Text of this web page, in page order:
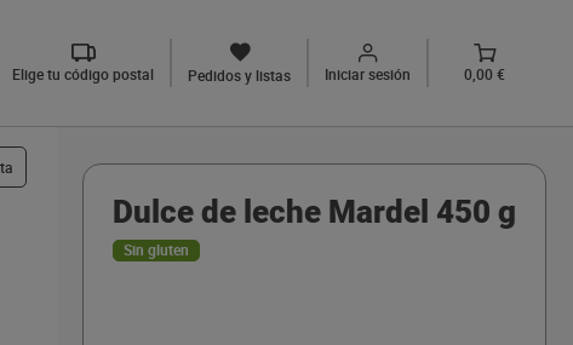
Elige tu código postal Pedidos y listas Iniciar sesión 0,00 €
Dulce de leche Mardel 450 g
Sin gluten